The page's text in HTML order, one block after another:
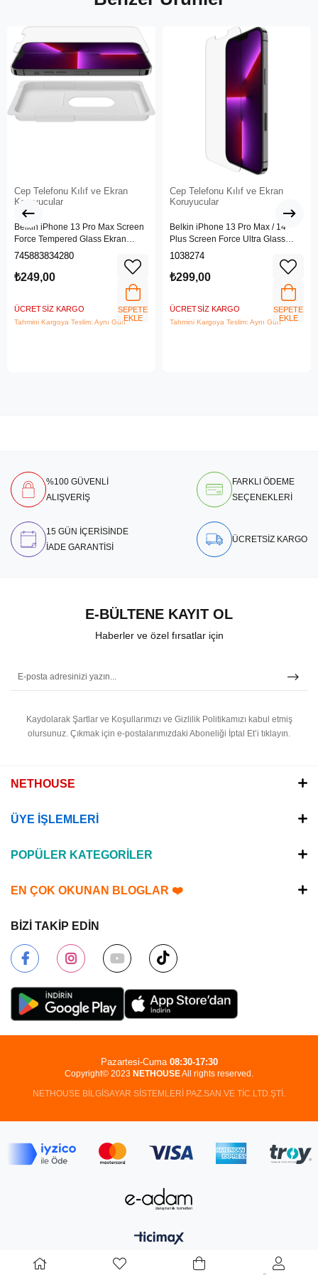
Cep Telefonu Kılıf ve Ekran
Koruyucular
Belkin iPhone 13 Pro Max Screen
Force Tempered Glass Ekran
Koruyucu - OvaO70ZZ
745883834280
₺249,00
ÜCRETSIZ KARGO
Tahmini Kargoya Teslim: Aynı Gün
SEPETE
EKLE
Cep Telefonu Kılıf ve Ekran
Koruyucular
Belkin iPhone 13 Pro Max / 14
Plus Screen Force Ultra Glass
Ekran Koruyucu - Ova079ZZ
1038274
₺299,00
ÜCRETSIZ KARGO
Tahmini Kargoya Teslim: Aynı Gün
SEPETE
EKLE
%100 GÜVENLİ
ALIŞVERİŞ
FARKLI ÖDEME
SEÇENEKLERİ
15 GÜN İÇERİSİNDE
İADE GARANTİSİ
ÜCRETSİZ KARGO
E-BÜLTENE KAYIT OL
Haberler ve özel fırsatlar için
Kaydolarak Şartlar ve Koşullarımızı ve Gizlilik Politikamızı kabul etmiş
olursunuz. Çıkmak için e-postalarımızdaki Aboneliği İptal Et’i tıklayın.
NETHOUSE
ÜYE İŞLEMLERİ
POPÜLER KATEGORİLER
EN ÇOK OKUNAN BLOGLAR ❤️
BİZİ TAKİP EDİN
Copyright© 2023 NETHOUSEAll rights reserved.
NETHOUSE BİLGİSAYAR SİSTEMLERİ PAZ.SAN.VE TİC.LTD.ŞTİ.
Pazartesi-Cuma 08:30-17:30